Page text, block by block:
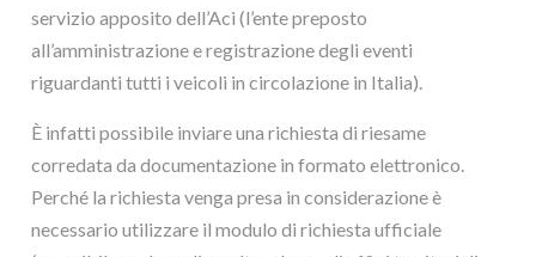
servizio apposito dell’Aci (l’ente preposto
all’amministrazione e registrazione degli eventi
riguardanti tutti i veicoli in circolazione in Italia).
È infatti possibile inviare una richiesta di riesame
corredata da documentazione in formato elettronico.
Perché la richiesta venga presa in considerazione è
necessario utilizzare il modulo di richiesta ufficiale